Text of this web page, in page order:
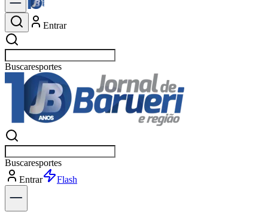
Entrar
Buscarpolít
Buscarpolít
Entrar
Explorar